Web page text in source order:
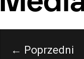
← Poprzedni